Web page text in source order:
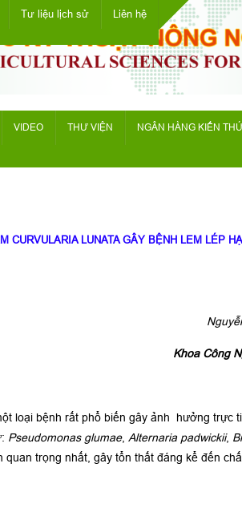
Tư liệu lịch sử Liên hệ
VIDEO THƯ VIỆN NGÂN HÀNG KIẾN
CURVULARIA LUNATA GÂY BỆNH LEM LÉP
Khoa Công
loại bệnh rất phổ biến gây ảnh hưởng trực
Pseudomonas glumae, Alternaria padwickii,
quan trọng nhất, gây tổn thất đáng kể đến